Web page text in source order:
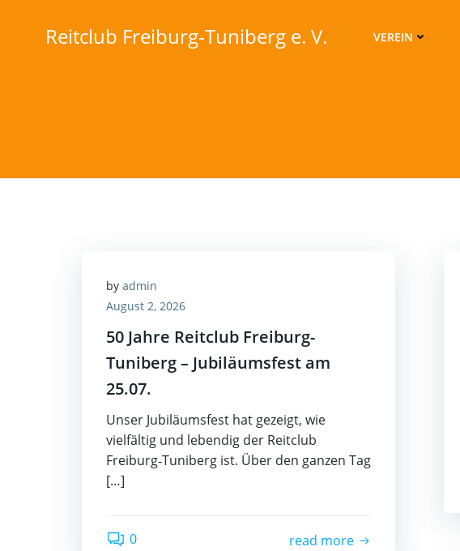
springenReitclub Freiburg-Tuniberg e. V. VEREIN
by admin
August 2, 2026
50 Jahre Reitclub Freiburg-
Tuniberg – Jubiläumsfest am
25.07.
Unser Jubiläumsfest hat gezeigt, wie
vielfältig und lebendig der Reitclub
Freiburg‑Tuniberg ist. Über den ganzen Tag
[…]
0 read more